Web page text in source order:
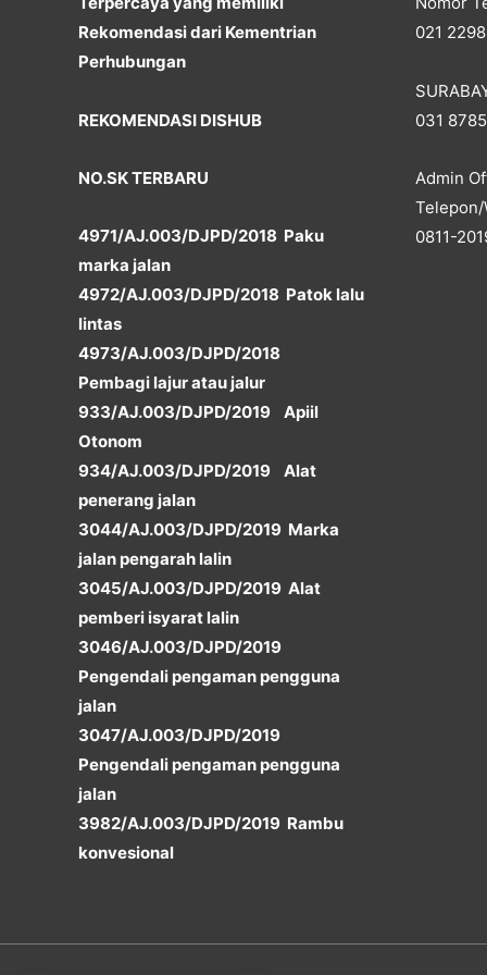
Rekomendasi dari Kementrian
Perhubungan
REKOMENDASI DISHUB
NO.SK TERBARU
4971/AJ.003/DJPD/2018 Paku
marka jalan
4972/AJ.003/DJPD/2018 Patok lalu
lintas
4973/AJ.003/DJPD/2018
Pembagi lajur atau jalur
933/AJ.003/DJPD/2019 Apiil
Otonom
934/AJ.003/DJPD/2019 Alat
penerang jalan
3044/AJ.003/DJPD/2019 Marka
jalan pengarah lalin
3045/AJ.003/DJPD/2019 Alat
pemberi isyarat lalin
3046/AJ.003/DJPD/2019
Pengendali pengaman pengguna
jalan
3047/AJ.003/DJPD/2019
Pengendali pengaman pengguna
jalan
3982/AJ.003/DJPD/2019 Rambu
konvesional
021
031
Admin
Telepon/
0811-